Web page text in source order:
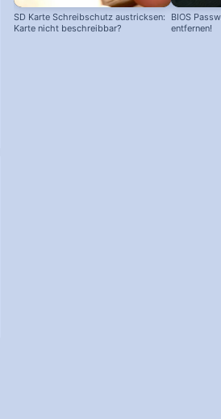
SD Karte Schreibschutz austricksen:
Karte nicht beschreibbar?
BIOS
entfernen!